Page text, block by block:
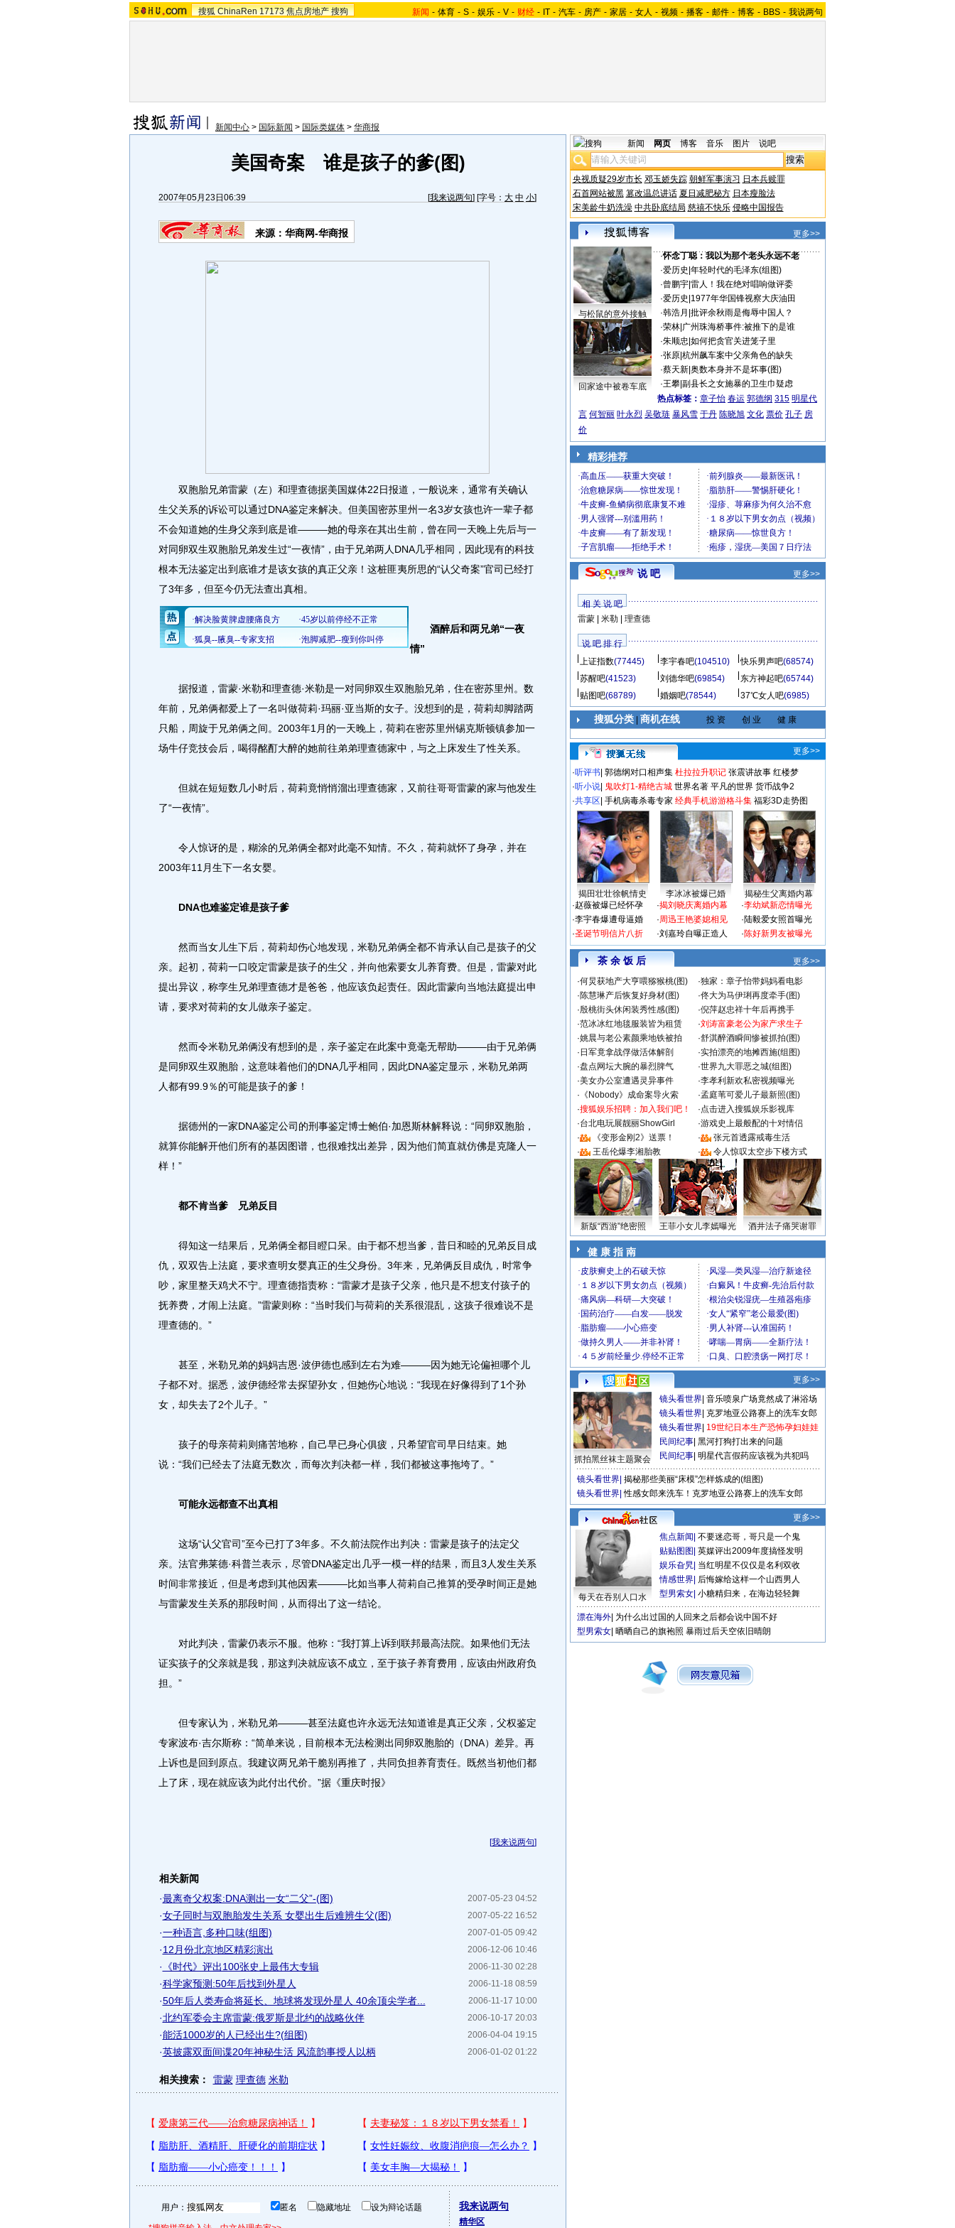
搜狐 ChinaRen 17173 焦点房地产 搜狗 新闻 - 体育 - S - 娱乐 - V - 财经 - IT - 汽车 - 房产 - 家居 - 女人 - 视频 - 播客 - 邮件 - 博客 - BBS - 我说两句
新闻中心 > 国际新闻 > 国际类媒体 > 华商报
美国奇案 谁是孩子的爹(图)
2007年05月23日06:39 [我来说两句] [字号： 大 中 小]
来源：华商网-华商报
双胞胎兄弟雷蒙（左）和理查德据美国媒体22日报道，一般说来，通常有关确认
生父关系的诉讼可以通过DNA鉴定来解决。但美国密苏里州一名3岁女孩也许一辈子都
不会知道她的生身父亲到底是谁———她的母亲在其出生前，曾在同一天晚上先后与一
对同卵双生双胞胎兄弟发生过“一夜情”，由于兄弟两人DNA几乎相同，因此现有的科技
根本无法鉴定出到底谁才是该女孩的真正父亲！这桩匪夷所思的“认父奇案”官司已经打
了3年多，但至今仍无法查出真相。
酒醉后和两兄弟“一夜
情”
据报道，雷蒙·米勒和理查德·米勒是一对同卵双生双胞胎兄弟，住在密苏里州。数
年前，兄弟俩都爱上了一名叫做荷莉·玛丽·亚当斯的女子。没想到的是，荷莉却脚踏两
只船，周旋于兄弟俩之间。2003年1月的一天晚上，荷莉在密苏里州锡克斯顿镇参加一
场牛仔竞技会后，喝得酩酊大醉的她前往弟弟理查德家中，与之上床发生了性关系。
但就在短短数几小时后，荷莉竟悄悄溜出理查德家，又前往哥哥雷蒙的家与他发生
了“一夜情”。
令人惊讶的是，糊涂的兄弟俩全都对此毫不知情。不久，荷莉就怀了身孕，并在
2003年11月生下一名女婴。
DNA也难鉴定谁是孩子爹
然而当女儿生下后，荷莉却伤心地发现，米勒兄弟俩全都不肯承认自己是孩子的父
亲。起初，荷莉一口咬定雷蒙是孩子的生父，并向他索要女儿养育费。但是，雷蒙对此
提出异议，称孪生兄弟理查德才是爸爸，他应该负起责任。因此雷蒙向当地法庭提出申
请，要求对荷莉的女儿做亲子鉴定。
然而令米勒兄弟俩没有想到的是，亲子鉴定在此案中竟毫无帮助———由于兄弟俩
是同卵双生双胞胎，这意味着他们的DNA几乎相同，因此DNA鉴定显示，米勒兄弟两
人都有99.9％的可能是孩子的爹！
据德州的一家DNA鉴定公司的刑事鉴定博士鲍伯·加恩斯林解释说：“同卵双胞胎，
就算你能解开他们所有的基因图谱，也很难找出差异，因为他们简直就仿佛是克隆人一
样！”
都不肯当爹 兄弟反目
得知这一结果后，兄弟俩全都目瞪口呆。由于都不想当爹，昔日和睦的兄弟反目成
仇，双双告上法庭，要求查明女婴真正的生父身份。3年来，兄弟俩反目成仇，时常争
吵，家里整天鸡犬不宁。理查德指责称：“雷蒙才是孩子父亲，他只是不想支付孩子的
抚养费，才闹上法庭。”雷蒙则称：“当时我们与荷莉的关系很混乱，这孩子很难说不是
理查德的。”
甚至，米勒兄弟的妈妈吉恩·波伊德也感到左右为难———因为她无论偏袒哪个儿
子都不对。据悉，波伊德经常去探望孙女，但她伤心地说：“我现在好像得到了1个孙
女，却失去了2个儿子。”
孩子的母亲荷莉则痛苦地称，自己早已身心俱疲，只希望官司早日结束。她
说：“我们已经去了法庭无数次，而每次判决都一样，我们都被这事拖垮了。”
可能永远都查不出真相
这场“认父官司”至今已打了3年多。不久前法院作出判决：雷蒙是孩子的法定父
亲。法官弗莱德·科普兰表示，尽管DNA鉴定出几乎一模一样的结果，而且3人发生关系
时间非常接近，但是考虑到其他因素———比如当事人荷莉自己推算的受孕时间正是她
与雷蒙发生关系的那段时间，从而得出了这一结论。
对此判决，雷蒙仍表示不服。他称：“我打算上诉到联邦最高法院。如果他们无法
证实孩子的父亲就是我，那这判决就应该不成立，至于孩子养育费用，应该由州政府负
担。”
但专家认为，米勒兄弟———甚至法庭也许永远无法知道谁是真正父亲，父权鉴定
专家波布·吉尔斯称：“简单来说，目前根本无法检测出同卵双胞胎的（DNA）差异。再
上诉也是回到原点。我建议两兄弟干脆别再推了，共同负担养育责任。既然当初他们都
上了床，现在就应该为此付出代价。”据《重庆时报》
[我来说两句]
相关新闻
2007-05-23 04:52
·最离奇父权案:DNA测出一女“二父”-(图)
2007-05-22 16:52
·女子同时与双胞胎发生关系 女婴出生后难辨生父(图)
2007-01-05 09:42
·一种语言,多种口味(组图)
2006-12-06 10:46
·12月份北京地区精彩演出
2006-11-30 02:28
· 《时代》评出100张史上最伟大专辑
2006-11-18 08:59
·科学家预测:50年后找到外星人
2006-11-17 10:00
·50年后人类寿命将延长、地球将发现外星人 40余顶尖学者...
2006-10-17 20:03
·北约军委会主席雷蒙:俄罗斯是北约的战略伙伴
2006-04-04 19:15
·能活1000岁的人已经出生?(组图)
2006-01-02 01:22
·英披露双面间谍20年神秘生活 风流韵事授人以柄
相关搜索： 雷蒙 理查德 米勒
用户： 匿名 隐藏地址 设为辩论话题 我来说两句
精华区
新闻 网页 博客 音乐 图片 说吧
央视质疑29岁市长 邓玉娇失踪 朝鲜军事演习 日本兵赎罪
石首网站被黑 篡改温总讲话 夏日减肥秘方 日本瘦脸法
宋美龄牛奶洗澡 中共卧底结局 慈禧不快乐 侵略中国报告
更多>>
与松鼠的意外接触
回家途中被卷车底
·怀念丁聪：我以为那个老头永远不老
·爱历史 年轻时代的毛泽东(组图)
·曾鹏宇| 雷人！我在绝对唱响做评委
·爱历史 1977年华国锋视察大庆油田
·韩浩月 批评余秋雨是侮辱中国人？
·荣林| 广州珠海桥事件:被推下的是谁
·朱顺忠 如何把贪官关进笼子里
·张原| 杭州飙车案中父亲角色的缺失
·蔡天新| 奥数本身并不是坏事(图)
·王攀| 副县长之女施暴的卫生巾疑虑
热点标签： 章子怡 春运 郭德纲 315 明星代
言 何智丽 叶永烈 吴敬琏 暴风雪 于丹 陈晓旭 文化 票价 孔子 房
价
精彩推荐
说 吧 更多>>
相 关 说 吧
雷蒙| 米勒| 理查德
说 吧 排 行
上证指数(77445) 李宇春吧(104510) 快乐男声吧(68574)
苏醒吧(41523) 刘德华吧(69854) 东方神起吧(65744)
贴图吧(68789) 婚姻吧(78544) 37℃女人吧(6985)
搜狐分类| 商机在线 投 资 创 业 健 康
更多>>
·听评书 郭德纲对口相声集 杜拉拉升职记 张震讲故事 红楼梦
·听小说 鬼吹灯1-精绝古城 世界名著 平凡的世界 货币战争2
·共享区 手机病毒杀毒专家 经典手机游游格斗集 福彩3D走势图
揭田壮壮徐帆情史 李冰冰被爆已婚
揭秘生父离婚内幕
·赵薇被爆已经怀孕
·李宇春爆遭母逼婚
·圣诞节明信片八折
·揭刘晓庆离婚内幕
·周迅王艳婆媳相见
·刘嘉玲自曝正造人
·李幼斌新恋情曝光
·陆毅爱女照首曝光
·陈好新男友被曝光
茶 余 饭 后
更多>>
·何炅获地产大亨喂猕猴桃(图) ·独家：章子怡带妈妈看电影
·陈慧琳产后恢复好身材(图) ·佟大为马伊琍再度牵手(图)
·殷桃街头休闲装秀性感(图) ·倪萍赵忠祥十年后再携手
·范冰冰红地毯服装皆为租赁 ·刘涛富豪老公为家产求生子
·姚晨与老公素颜乘地铁被拍 ·舒淇醉酒瞬间惨被抓拍(图)
· 日军竟拿战俘做活体解剖 ·实拍漂亮的地摊西施(组图)
·盘点网坛大腕的暴烈脾气 ·世界九大罪恶之城(组图)
·美女办公室遭遇灵异事件 ·李孝利新欢私密视频曝光
· 《Nobody》成命案导火索 ·孟庭苇可爱儿子最新照(图)
·搜狐娱乐招聘：加入我们吧！ ·点击进入搜狐娱乐影视库
·台北电玩展靓丽ShowGirl ·游戏史上最般配的十对情侣
·
《变形金刚2》送票！ ·
张元首透露戒毒生活
·
王岳伦爆李湘胎教 · 令人惊叹太空步下楼方式
新版“西游”绝密照 王菲小女儿李嫣曝光 酒井法子痛哭谢罪
健 康 指 南
更多>>
抓拍黑丝袜主题聚会
镜头看世界 音乐喷泉广场竟然成了淋浴场
镜头看世界 克罗地亚公路赛上的洗车女郎
镜头看世界 19世纪日本生产恐怖孕妇娃娃
民间纪事 黑河打狗打出来的问题
民间纪事 明星代言假药应该视为共犯吗
镜头看世界 揭秘那些美丽“床模”怎样炼成的(组图)
镜头看世界 性感女郎来洗车！克罗地亚公路赛上的洗车女郎
更多>>
每天在吞别人口水
焦点新闻 不要迷恋哥，哥只是一个鬼
贴贴图图 英媒评出2009年度搞怪发明
娱乐旮旯 当红明星不仅仅是名利双收
情感世界 后悔嫁给这样一个山西男人
型男索女 小糖精归来，在海边轻轻舞
漂在海外 为什么出过国的人回来之后都会说中国不好
型男索女 晒晒自己的旗袍照 暴雨过后天空依旧晴朗